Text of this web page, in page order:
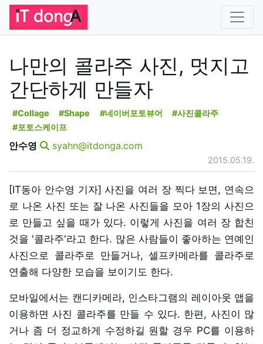
나만의 콜라주 사진, 멋지고
간단하게 만들자
#Collage #Shape #네이버포토뷰어
#사진콜라주
#포토스케이프
안수영 syahn@itdonga.com
2015.05.19.
[IT동아 안수영 기자] 사진을 여러 장 찍다 보면, 연속으
로 나온 사진 또는 잘 나온 사진들을 모아 1장의 사진으
로 만들고 싶을 때가 있다. 이렇게 사진을 여러 장 합친
것을 '콜라주'라고 한다. 많은 사람들이 좋아하는 연예인
사진으로 콜라주로 만들거나, 셀프카메라를 콜라주로
연출해 다양한 모습을 보이기도 한다.
모바일에서는 캔디카메라, 인스타그램의 레이아웃 앱을
이용하면 사진 콜라주를 만들 수 있다. 한편, 사진이 많
거나 좀 더 정교하게 수정하길 원할 경우 PC를 이용하